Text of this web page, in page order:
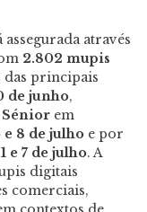
através
2.802 mupis
principais
de junho,
Sénior em
e 8 de julho e por
1 e 7 de julho. A
digitais
comerciais,